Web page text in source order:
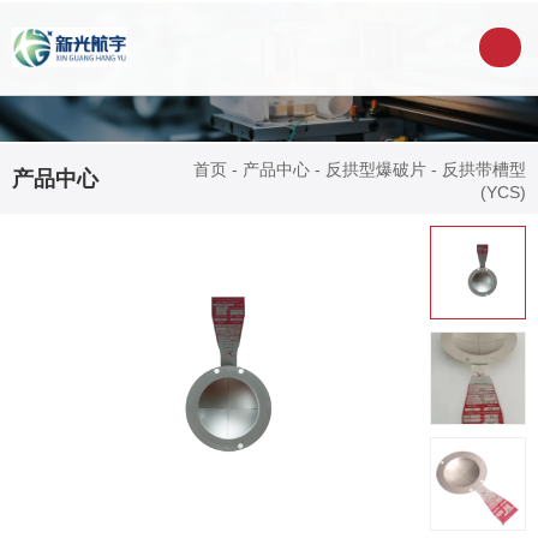
产品中心 首页 - 产品中心 - 反拱型爆破片 - 反拱带槽型
(YCS)